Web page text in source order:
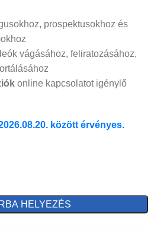
prospektusokhoz és
vágásához, feliratozásához,
online kapcsolatot igénylő
között érvényes.
HELYEZÉS